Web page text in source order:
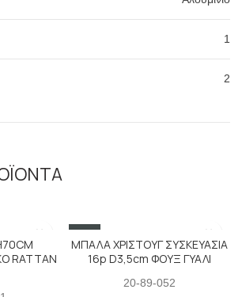
1
2
RATTAN
SALE
ΜΠΑΛΑ ΧΡΙΣΤΟΥΓ ΣΥΣΚΕΥΑΣΙΑ
16p D3,5cm ΦΟΥΞ ΓΥΑΛΙ
20-89-052